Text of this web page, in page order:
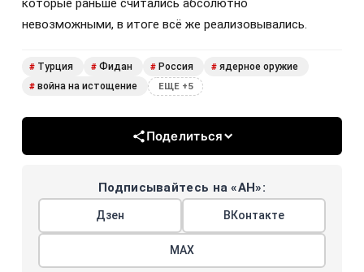
которые раньше считались абсолютно
невозможными, в итоге всё же реализовывались.
# Турция # Фидан # Россия # ядерное оружие
# война на истощение ЕЩЕ +5
Поделиться
Подписывайтесь на «АН»:
Дзен ВКонтакте
МАХ